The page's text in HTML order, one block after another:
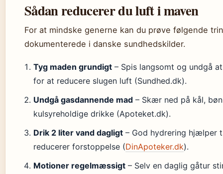
Sådan reducerer du luft i maven
For at mindske generne kan du prøve følgende
dokumenterede i danske sundhedskilder.
Tyg maden grundigt – Spis langsomt og undgå
for at reducere slugen luft (Sundhed.dk).
Undgå gasdannende mad – Skær ned på kål,
kulsyreholdige drikke (Apoteket.dk).
Drik 2 liter vand dagligt – God hydrering hjælper
reducerer forstoppelse (DinApoteker.dk).
Motioner regelmæssigt – Selv en daglig gåtur